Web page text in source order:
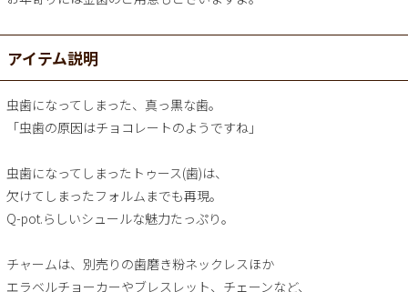
アイテム説明
虫歯になってしまった、真っ黒な歯。
「虫歯の原因はチョコレートのようですね」
虫歯になってしまったトゥース(歯)は、
欠けてしまったフォルムまでも再現。
Q-pot.らしいシュールな魅力たっぷり。
チャームは、別売りの歯磨き粉ネックレスほか
エラベルチョーカーやブレスレット、チェーンなど、